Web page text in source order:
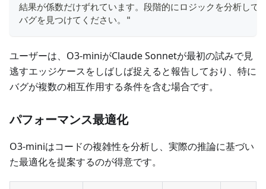
結果が係数だけずれています。段階的にロジックを分析して
バグを見つけてください。"
ユーザーは、O3-miniがClaude Sonnetが最初の試みで見
逃すエッジケースをしばしば捉えると報告しており、特に
バグが複数の相互作用する条件を含む場合です。
パフォーマンス最適化
O3-miniはコードの複雑性を分析し、実際の推論に基づい
た最適化を提案するのが得意です。